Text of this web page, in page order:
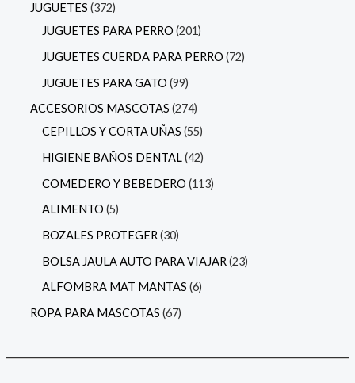
JUGUETES 372
JUGUETES PARA PERRO 201
JUGUETES CUERDA PARA PERRO 72
JUGUETES PARA GATO 99
ACCESORIOS MASCOTAS 274
CEPILLOS Y CORTA UÑAS 55
HIGIENE BAÑOS DENTAL 42
COMEDERO Y BEBEDERO 113
ALIMENTO 5
BOZALES PROTEGER 30
BOLSA JAULA AUTO PARA VIAJAR 23
ALFOMBRA MAT MANTAS 6
ROPA PARA MASCOTAS 67